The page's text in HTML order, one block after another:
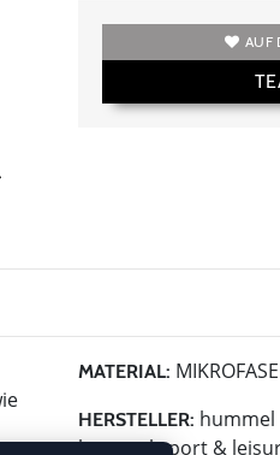
AUF
MATERIAL:
HERSTELLER: hummel
hummel sport &